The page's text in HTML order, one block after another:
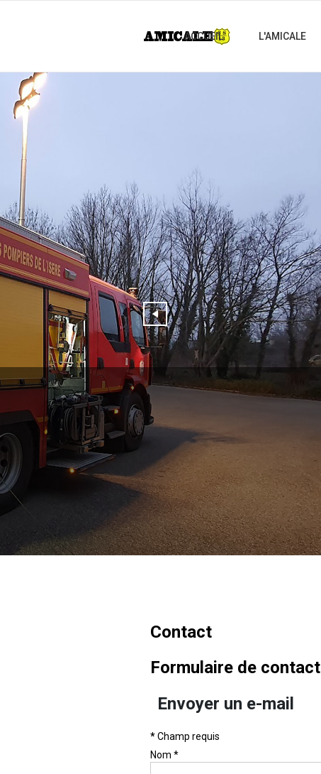
ACCUEIL L'AMICALE
Contact
Formulaire de contact
Envoyer un e-mail
*Champ requis
Nom *